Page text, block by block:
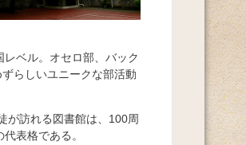
ベル。オセロ部、バック
らしいユニークな部活動
が訪れる図書館は、100周
表格である。